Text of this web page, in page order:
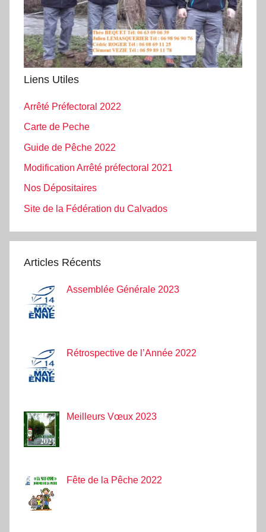
Liens Utiles
Arrêté Préfectoral 2022
Carte de Peche
Guide de Pêche 2022
Modification Arrêté préfectoral 2021
Nos Dépositaires
Site de la Fédération du Calvados
Articles Récents
Assemblée Générale 2023
Rétrospective de l’Année 2022
Meilleurs Vœux 2023
Fête de la Pêche 2022